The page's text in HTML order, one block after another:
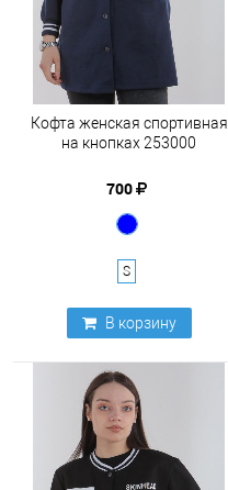
Кофта женская спортивная
на кнопках 253000
700
S
В корзину